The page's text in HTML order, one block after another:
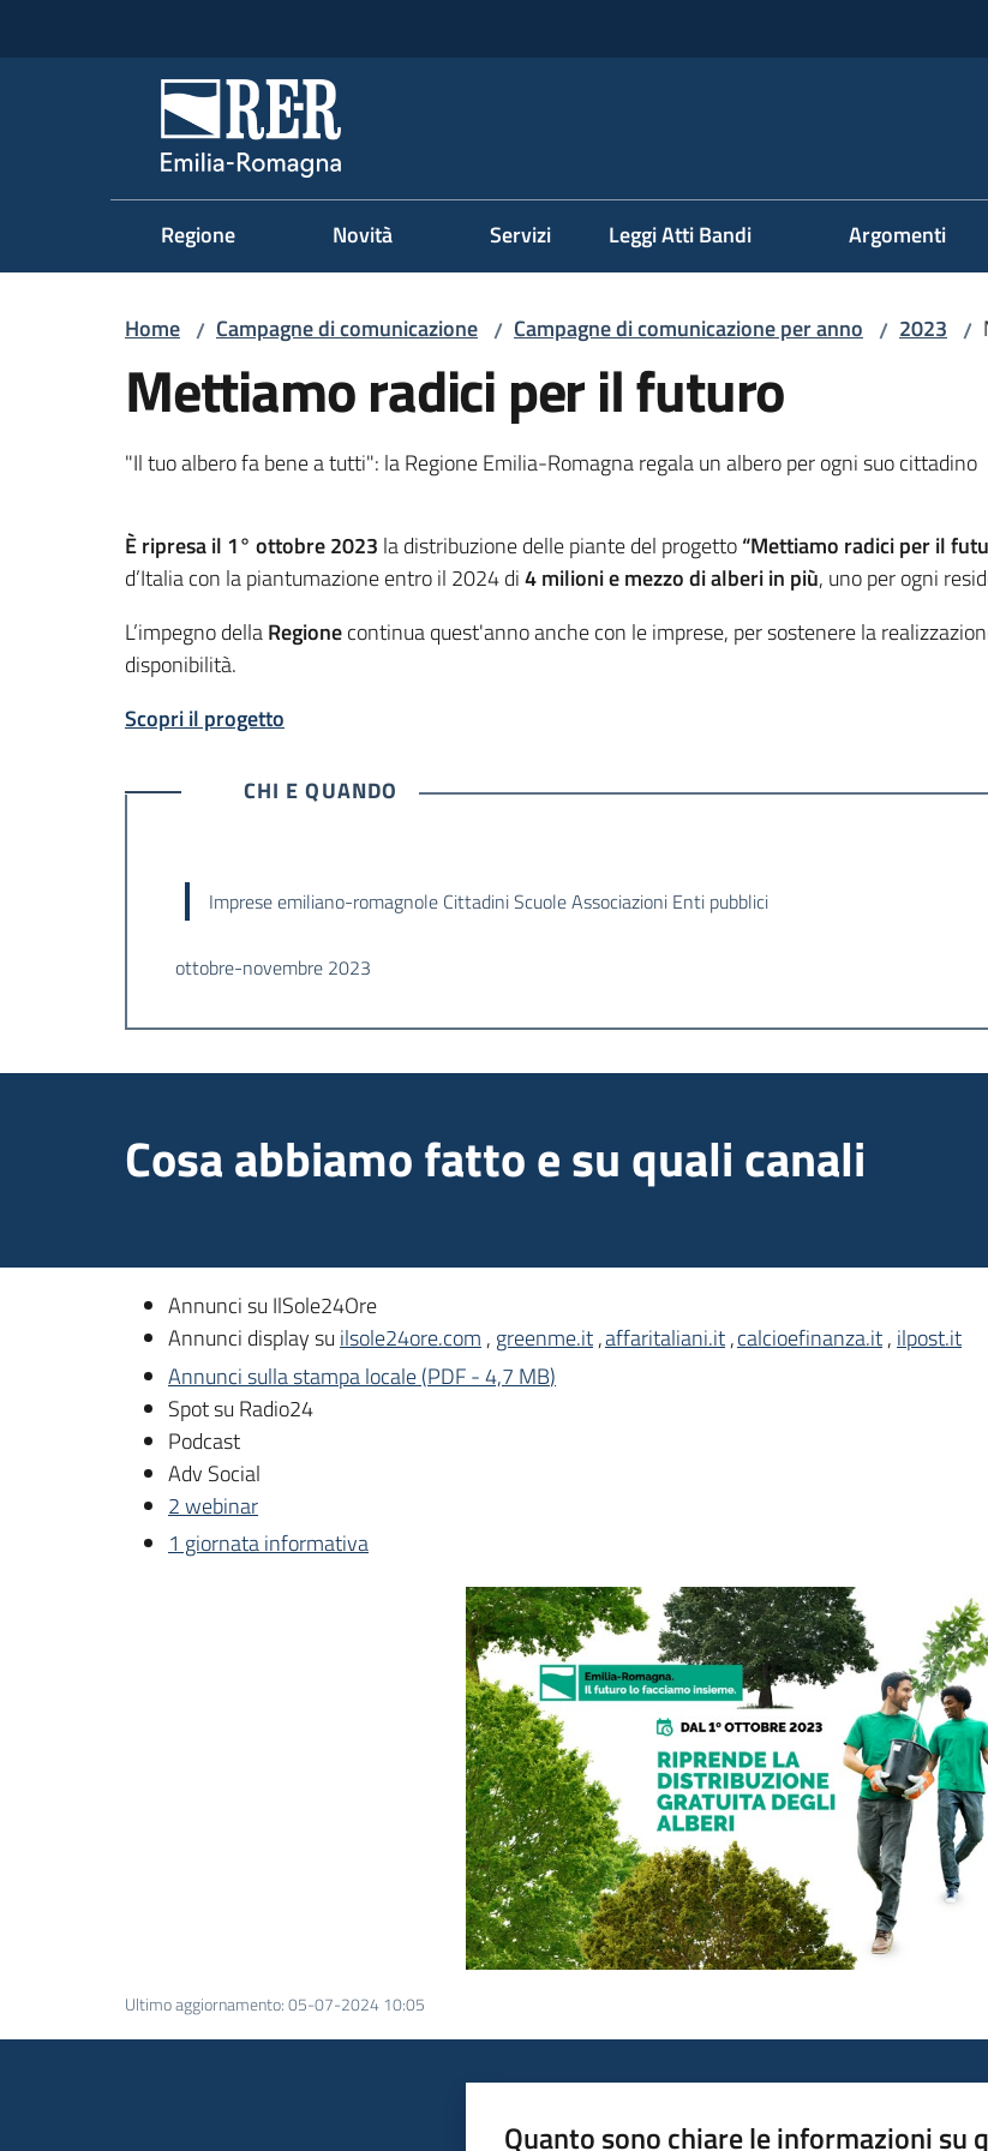
Regione Emilia-Romagna
Regione Novità Servizi Leggi Atti Bandi Argomenti
Home / Campagne di comunicazione / Campagne di comunicazione per anno / 2023 /
Mettiamo radici per il futuro
"Il tuo albero fa bene a tutti": la Regione Emilia-Romagna regala un albero per ogni suo cittadino
È ripresa il 1° ottobre 2023 la distribuzione delle piante del progetto“Mettiamo radici per il
d’Italia con la piantumazione entro il 2024 di4 milioni e mezzo di alberi in più, uno per ogni
L’impegno dellaRegionecontinua quest'anno anche con le imprese, per sostenere la
disponibilità.
Scopri il progetto
CHI E QUANDO
Imprese emiliano-romagnole Cittadini Scuole Associazioni Enti pubblici
ottobre-novembre 2023
Cosa abbiamo fatto e su quali canali
Annunci su IlSole24Ore
Annunci display su ilsole24ore.com , greenme.it,affaritaliani.it,calcioefinanza.it, ilpost.it
Annunci sulla stampa locale(PDF-4,7 MB)
Spot su Radio24
Podcast
Adv Social
2 webinar
1 giornata informativa
Ultimo aggiornamento:05-07-2024 10:05
Quanto sono chiare le informazioni su